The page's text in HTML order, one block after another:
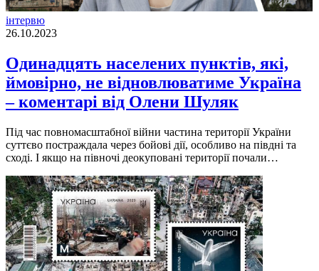
інтервю
26.10.2023
Одинадцять населених пунктів, які,
ймовірно, не відновлюватиме Україна
– коментарі від Олени Шуляк
Пiд час повномасштабної вiйни частина територiї України
суттєво постраждала через бойовi дiї, особливо на пiвднi та
сходi. I якщо на пiвночi деокупованi територiї почали…